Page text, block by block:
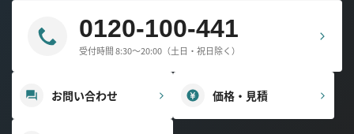
0120-100-441
受付時間 8:30～20:00（土日・祝日除く）
お問い合わせ 価格・見積